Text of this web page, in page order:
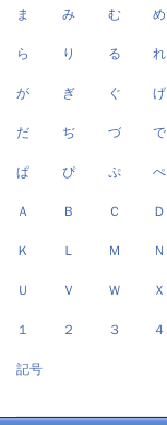
ま み む め
ら り る れ
が ぎ ぐ げ
だ ぢ づ で
ぱ ぴ ぷ ぺ
Ａ Ｂ Ｃ Ｄ
Ｋ Ｌ Ｍ Ｎ
Ｕ Ｖ Ｗ Ｘ
１ ２ ３ ４
記号